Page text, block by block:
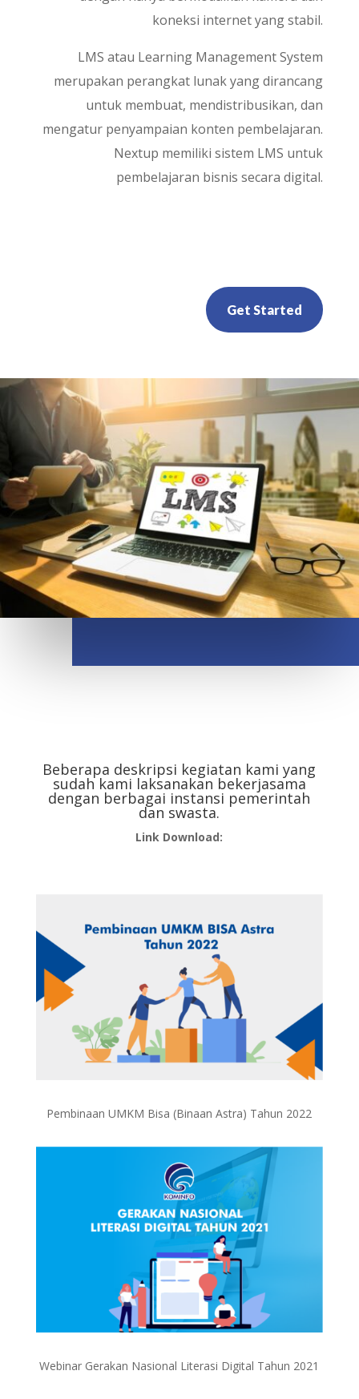
koneksi internet yang stabil.
LMS atau Learning Management System
merupakan perangkat lunak yang dirancang
untuk membuat, mendistribusikan, dan
mengatur penyampaian konten pembelajaran.
Nextup memiliki sistem LMS untuk
pembelajaran bisnis secara digital.
Get Started
Beberapa deskripsi kegiatan kami yang
sudah kami laksanakan bekerjasama
dengan berbagai instansi pemerintah
dan swasta.
Link Download:
Pembinaan UMKM Bisa (Binaan Astra) Tahun 2022
Webinar Gerakan Nasional Literasi Digital Tahun 2021